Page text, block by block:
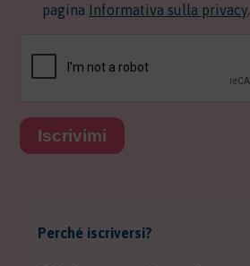
pagina Informativa sulla privacy.
Iscrivimi
Perché iscriversi?